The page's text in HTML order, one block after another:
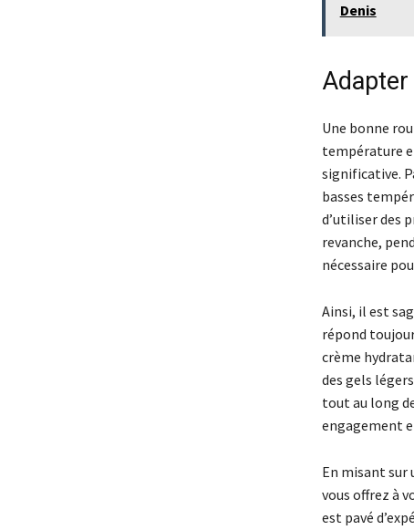
Denis
Adapter
Une bonne
température
significative.
basses
d’utiliser des
revanche,
nécessaire
Ainsi, il est
répond
crème
des gels
tout au long
engagement
En misant sur
vous offrez à
est pavé